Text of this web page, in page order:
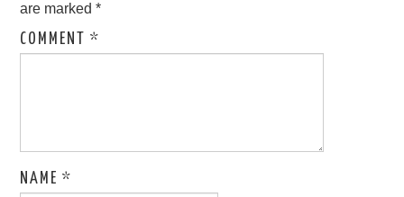
are marked*
COMMENT*
NAME*